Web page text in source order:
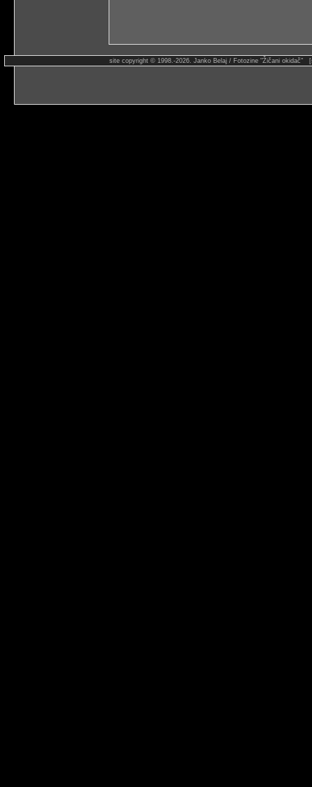
site copyright © 1998.-2026. Janko Belaj / Fotozine "Žičani okidač"